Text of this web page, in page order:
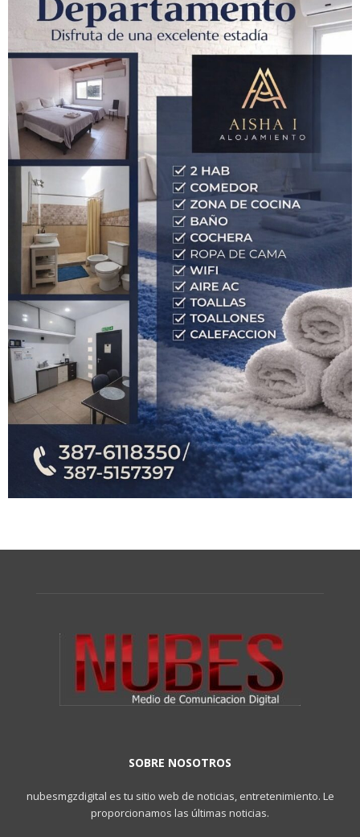
SOBRE NOSOTROS
nubesmgzdigital es tu sitio web de noticias, entretenimiento. Le
proporcionamos las últimas noticias.